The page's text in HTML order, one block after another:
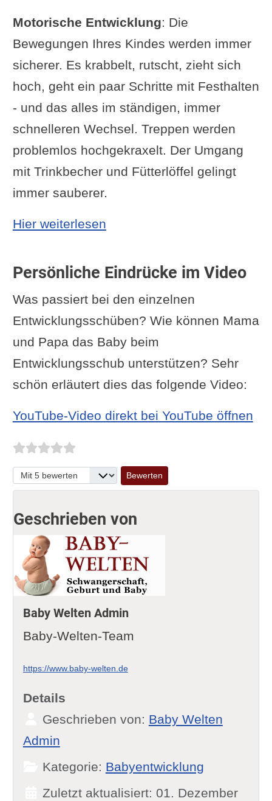
Motorische Entwicklung: Die
Bewegungen Ihres Kindes werden immer
sicherer. Es krabbelt, rutscht, zieht sich
hoch, geht ein paar Schritte mit Festhalten
- und das alles im ständigen, immer
schnelleren Wechsel. Treppen werden
problemlos hochgekraxelt. Der Umgang
mit Trinkbecher und Fütterlöffel gelingt
immer sauberer.
Hier weiterlesen: Entwicklung im 12 Monat
Persönliche Eindrücke im Video
Was passiert bei den einzelnen
Entwicklungsschüben? Wie können Mama
und Papa das Baby beim
Entwicklungsschub unterstützen? Sehr
schön erläutert dies das folgende Video:
YouTube-Video direkt bei YouTube öffnen
Bitte bewerten
Geschrieben von
Baby Welten Admin
Baby-Welten-Team
https://www.baby-welten.de
Details
Geschrieben von: Baby Welten
Admin
Kategorie: Babyentwicklung
Zuletzt aktualisiert: 01. Dezember